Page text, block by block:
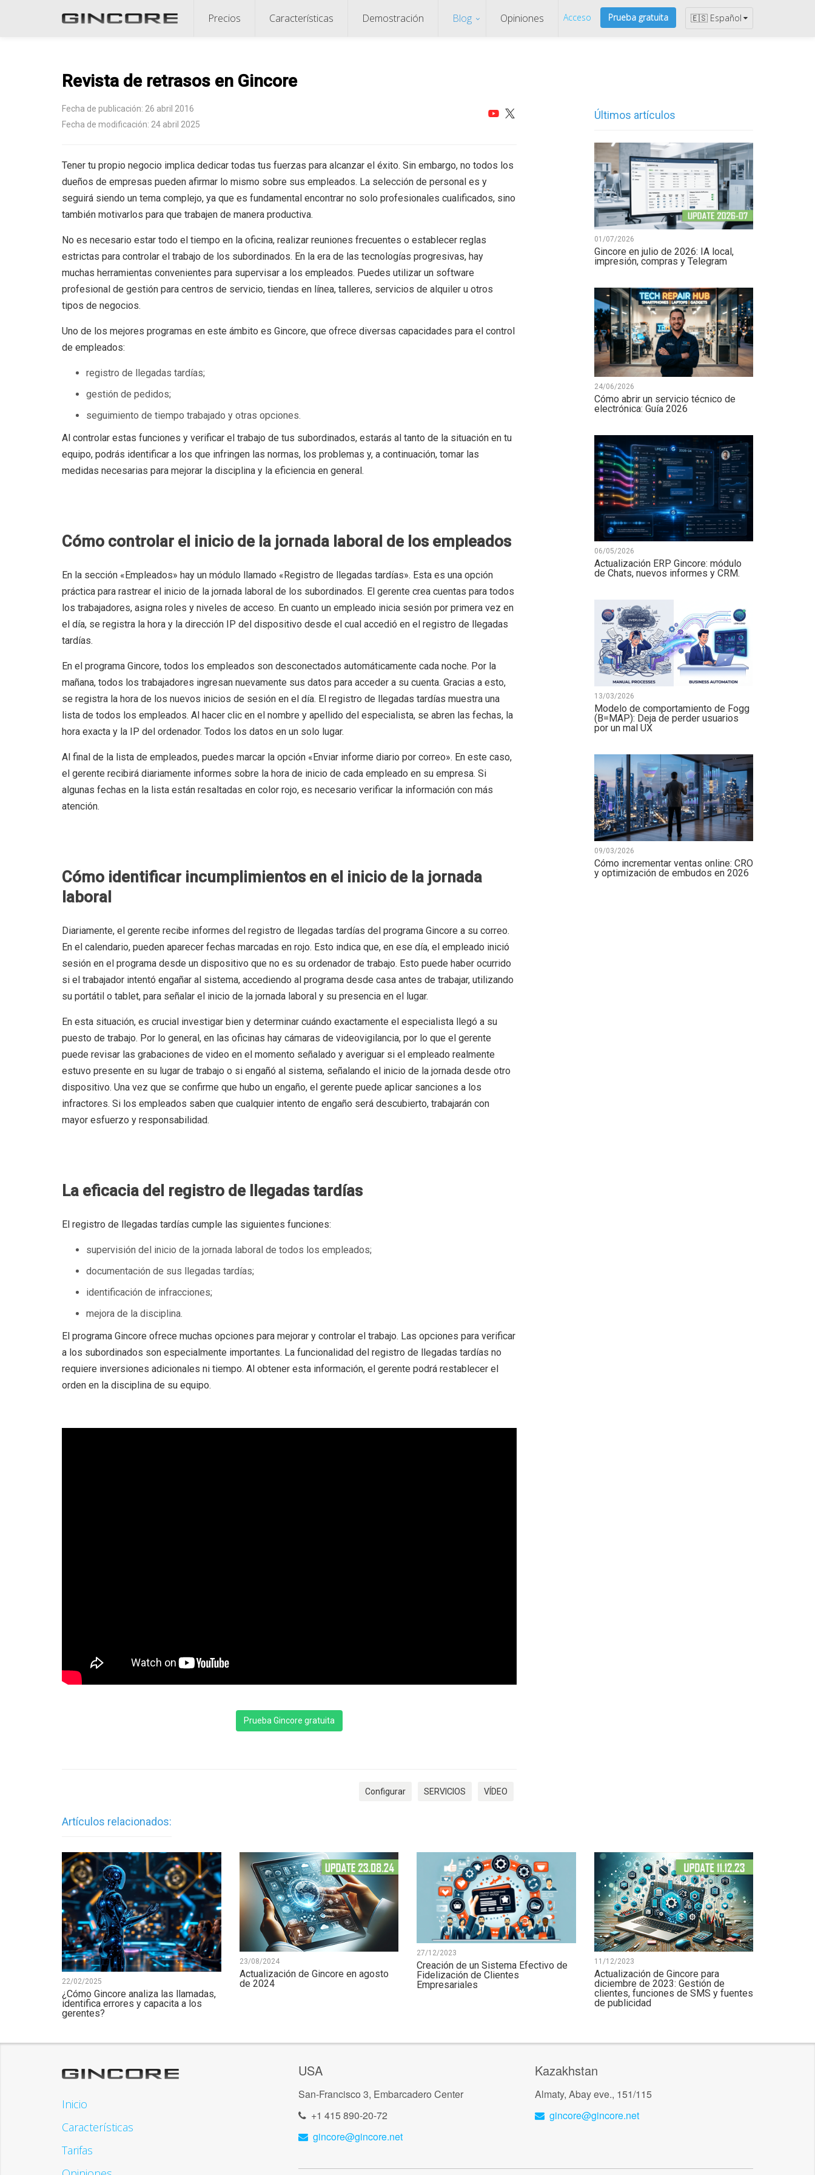
Acceso Prueba gratuita 🇪🇸 Español
Precios Características Demostración Blog Opiniones
Revista de retrasos en Gincore
Fecha de publicación: 26 abril 2016
Fecha de modificación: 24 abril 2025
Tener tu propio negocio implica dedicar todas tus fuerzas para alcanzar el éxito. Sin embargo, no todos los
dueños de empresas pueden afirmar lo mismo sobre sus empleados. La selección de personal es y
seguirá siendo un tema complejo, ya que es fundamental encontrar no solo profesionales cualificados, sino
también motivarlos para que trabajen de manera productiva.
No es necesario estar todo el tiempo en la oficina, realizar reuniones frecuentes o establecer reglas
estrictas para controlar el trabajo de los subordinados. En la era de las tecnologías progresivas, hay
muchas herramientas convenientes para supervisar a los empleados. Puedes utilizar un software
profesional de gestión para centros de servicio, tiendas en línea, talleres, servicios de alquiler u otros
tipos de negocios.
Uno de los mejores programas en este ámbito es Gincore, que ofrece diversas capacidades para el control
de empleados:
registro de llegadas tardías;
gestión de pedidos;
seguimiento de tiempo trabajado y otras opciones.
Al controlar estas funciones y verificar el trabajo de tus subordinados, estarás al tanto de la situación en tu
equipo, podrás identificar a los que infringen las normas, los problemas y, a continuación, tomar las
medidas necesarias para mejorar la disciplina y la eficiencia en general.
Cómo controlar el inicio de la jornada laboral de los empleados
En la sección «Empleados» hay un módulo llamado «Registro de llegadas tardías». Esta es una opción
práctica para rastrear el inicio de la jornada laboral de los subordinados. El gerente crea cuentas para todos
los trabajadores, asigna roles y niveles de acceso. En cuanto un empleado inicia sesión por primera vez en
el día, se registra la hora y la dirección IP del dispositivo desde el cual accedió en el registro de llegadas
tardías.
En el programa Gincore, todos los empleados son desconectados automáticamente cada noche. Por la
mañana, todos los trabajadores ingresan nuevamente sus datos para acceder a su cuenta. Gracias a esto,
se registra la hora de los nuevos inicios de sesión en el día. El registro de llegadas tardías muestra una
lista de todos los empleados. Al hacer clic en el nombre y apellido del especialista, se abren las fechas, la
hora exacta y la IP del ordenador. Todos los datos en un solo lugar.
Al final de la lista de empleados, puedes marcar la opción «Enviar informe diario por correo». En este caso,
el gerente recibirá diariamente informes sobre la hora de inicio de cada empleado en su empresa. Si
algunas fechas en la lista están resaltadas en color rojo, es necesario verificar la información con más
atención.
Cómo identificar incumplimientos en el inicio de la jornada
laboral
Diariamente, el gerente recibe informes del registro de llegadas tardías del programa Gincore a su correo.
En el calendario, pueden aparecer fechas marcadas en rojo. Esto indica que, en ese día, el empleado inició
sesión en el programa desde un dispositivo que no es su ordenador de trabajo. Esto puede haber ocurrido
si el trabajador intentó engañar al sistema, accediendo al programa desde casa antes de trabajar, utilizando
su portátil o tablet, para señalar el inicio de la jornada laboral y su presencia en el lugar.
En esta situación, es crucial investigar bien y determinar cuándo exactamente el especialista llegó a su
puesto de trabajo. Por lo general, en las oficinas hay cámaras de videovigilancia, por lo que el gerente
puede revisar las grabaciones de video en el momento señalado y averiguar si el empleado realmente
estuvo presente en su lugar de trabajo o si engañó al sistema, señalando el inicio de la jornada desde otro
dispositivo. Una vez que se confirme que hubo un engaño, el gerente puede aplicar sanciones a los
infractores. Si los empleados saben que cualquier intento de engaño será descubierto, trabajarán con
mayor esfuerzo y responsabilidad.
La eficacia del registro de llegadas tardías
El registro de llegadas tardías cumple las siguientes funciones:
supervisión del inicio de la jornada laboral de todos los empleados;
documentación de sus llegadas tardías;
identificación de infracciones;
mejora de la disciplina.
El programa Gincore ofrece muchas opciones para mejorar y controlar el trabajo. Las opciones para verificar
a los subordinados son especialmente importantes. La funcionalidad del registro de llegadas tardías no
requiere inversiones adicionales ni tiempo. Al obtener esta información, el gerente podrá restablecer el
orden en la disciplina de su equipo.
Prueba Gincore gratuita
Configurar SERVICIOS VÍDEO
Últimos artículos
01/07/2026
Gincore en julio de 2026: IA local,
impresión, compras y Telegram
24/06/2026
Cómo abrir un servicio técnico de
electrónica: Guía 2026
06/05/2026
Actualización ERP Gincore: módulo
de Chats, nuevos informes y CRM.
13/03/2026
Modelo de comportamiento de Fogg
(B=MAP): Deja de perder usuarios
por un mal UX
09/03/2026
Cómo incrementar ventas online: CRO
y optimización de embudos en 2026
Artículos relacionados:
22/02/2025
¿Cómo Gincore analiza las llamadas,
identifica errores y capacita a los
gerentes?
23/08/2024
Actualización de Gincore en agosto
de 2024
27/12/2023
Creación de un Sistema Efectivo de
Fidelización de Clientes
Empresariales
11/12/2023
Actualización de Gincore para
diciembre de 2023: Gestión de
clientes, funciones de SMS y fuentes
de publicidad
Inicio
Características
Tarifas
USA
San-Francisco 3, Embarcadero Center
+1 415 890-20-72
gincore@gincore.net
Kazakhstan
Almaty, Abay eve., 151/115
gincore@gincore.net